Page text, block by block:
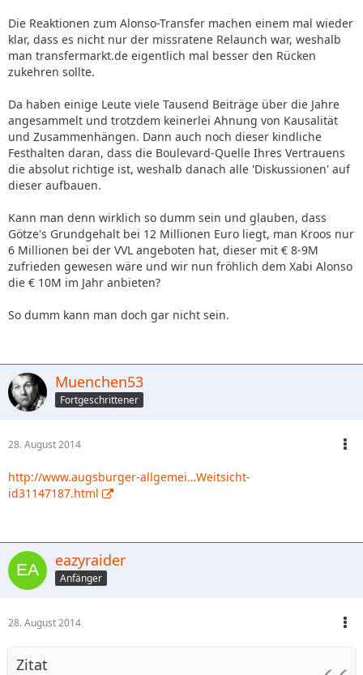
Die Reaktionen zum Alonso-Transfer machen einem mal wieder
klar, dass es nicht nur der missratene Relaunch war, weshalb
man transfermarkt.de eigentlich mal besser den Rücken
zukehren sollte.
Da haben einige Leute viele Tausend Beiträge über die Jahre
angesammelt und trotzdem keinerlei Ahnung von Kausalität
und Zusammenhängen. Dann auch noch dieser kindliche
Festhalten daran, dass die Boulevard-Quelle Ihres Vertrauens
die absolut richtige ist, weshalb danach alle 'Diskussionen' auf
dieser aufbauen.
Kann man denn wirklich so dumm sein und glauben, dass
Götze's Grundgehalt bei 12 Millionen Euro liegt, man Kroos nur
6 Millionen bei der VVL angeboten hat, dieser mit € 8-9M
zufrieden gewesen wäre und wir nun fröhlich dem Xabi Alonso
die € 10M im Jahr anbieten?
So dumm kann man doch gar nicht sein.
Muenchen53
Fortgeschrittener
28. August 2014
http://www.augsburger-allgemei…Weitsicht-
id31147187.html
eazyraider
Anfänger
28. August 2014
Zitat